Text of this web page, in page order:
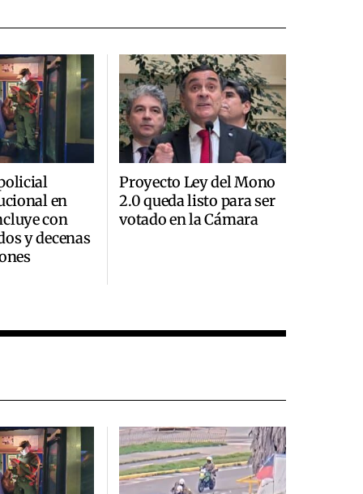
en
con
y decenas
Proyecto Ley del Mono
2.0 queda listo para ser
votado en la Cámara